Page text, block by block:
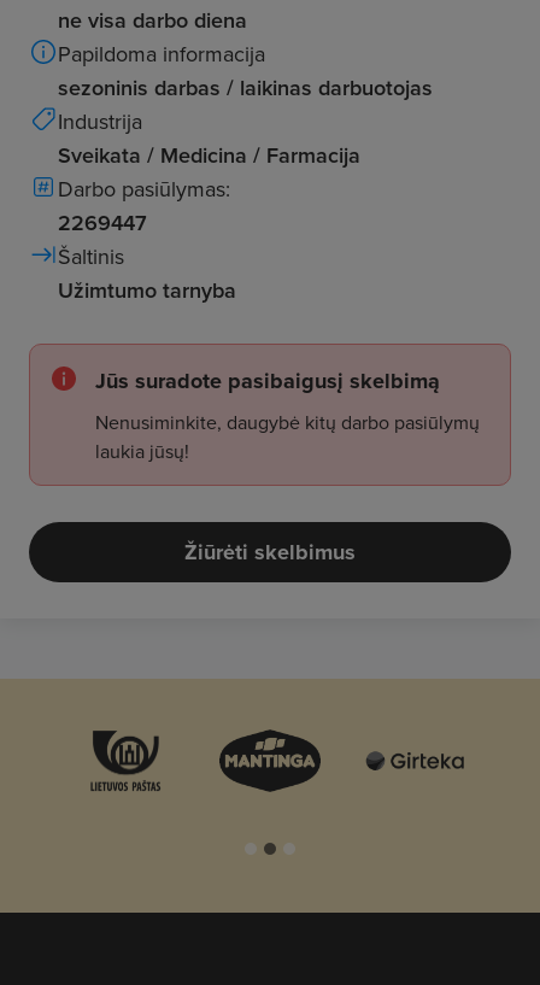
ne visa darbo diena
Papildoma informacija
sezoninis darbas / laikinas darbuotojas
Industrija
Sveikata / Medicina / Farmacija
Darbo pasiūlymas:
2269447
Šaltinis
Užimtumo tarnyba
Jūs suradote pasibaigusį skelbimą
Nenusiminkite, daugybė kitų darbo pasiūlymų
laukia jūsų!
Žiūrėti skelbimus